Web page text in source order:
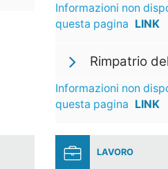
Informazioni non
questa pagina LINK
Rimpatrio
Informazioni non
questa pagina LINK
LAVORO